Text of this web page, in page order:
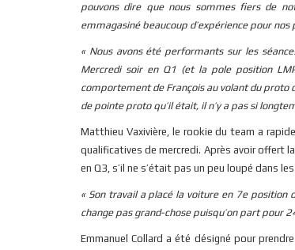
pouvons dire que nous sommes fiers de
emmagasiné beaucoup d’expérience pour nos
« Nous avons été performants sur les
Mercredi soir en Q1 (et la pole position
comportement de François au volant du proto
de pointe proto qu’il était, il n’y a pas si
Matthieu Vaxivière, le rookie du team a
qualificatives de mercredi. Après avoir offert
en Q3, s’il ne s’était pas un peu loupé dans
« Son travail a placé la voiture en 7e position
change pas grand-chose puisqu’on part pour
Emmanuel Collard a été désigné pour